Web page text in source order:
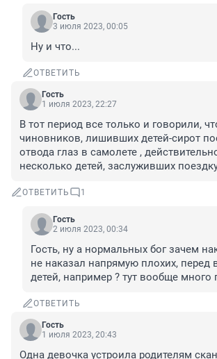
Гость
3 июля 2023, 00:05
Ну и что...
ОТВЕТИТЬ
Гость
1 июля 2023, 22:27
В тот период все только и говорили,
чиновников, лишивших детей-сирот
отвода глаз в самолете ,
несколько детей, заслуживших
ОТВЕТИТЬ 1
Гость
2 июля 2023, 00:34
Гость, ну а нормальных бог зачем
не наказал напрямую плохих, перед
детей, например ? тут вообще много
ОТВЕТИТЬ
Гость
1 июля 2023, 20:43
Одна девочка устроила родителям